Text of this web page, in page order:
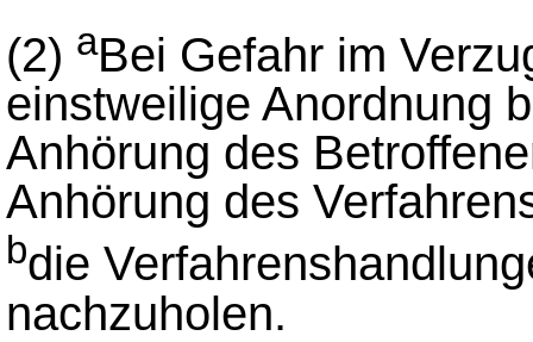
(2) aBei Gefahr im
einstweilige Anordnung
Anhörung des
Anhörung des
bdie
nachzuholen.